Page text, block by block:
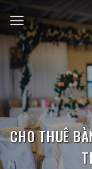
qua
nội
dung
CHO THUÊ